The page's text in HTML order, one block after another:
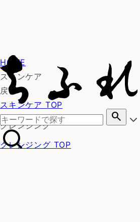
search
HOME
スキンケア
戻る
スキンケア TOP
クレンジング
クレンジング TOP